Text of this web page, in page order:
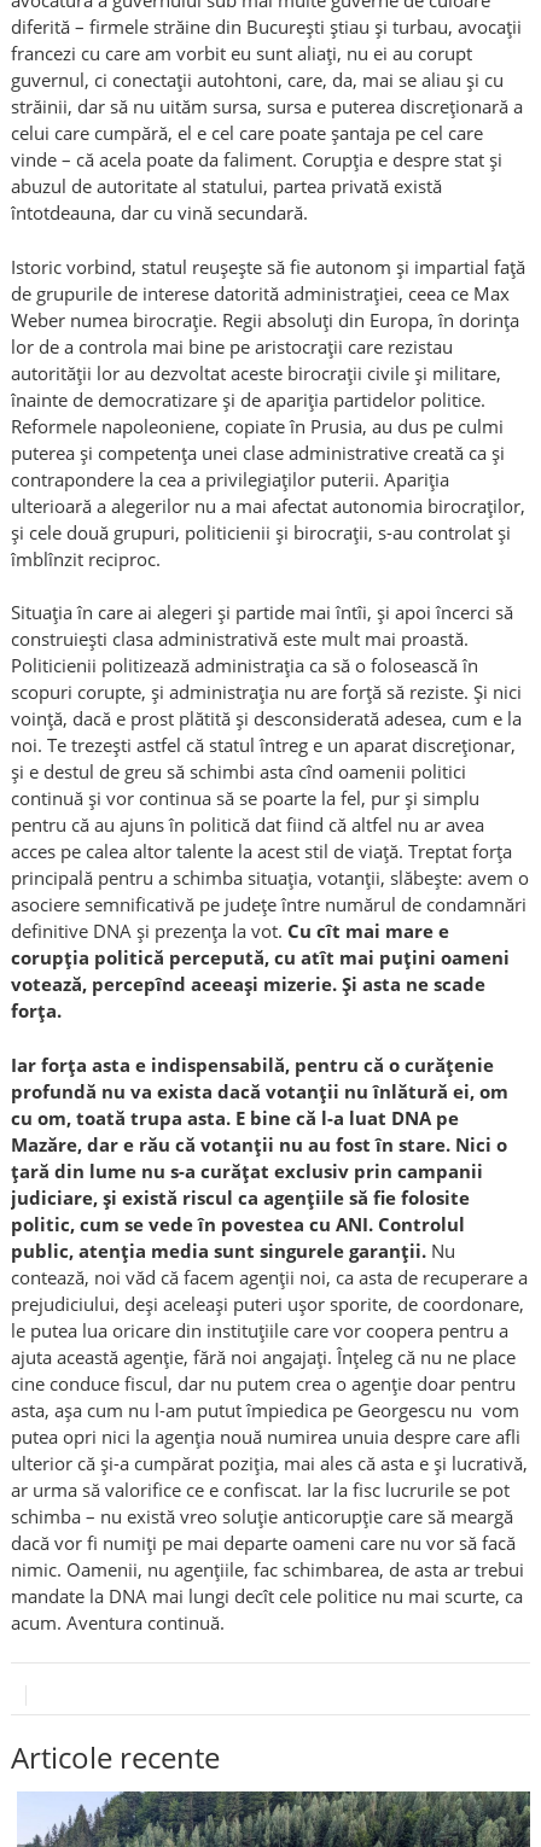
diferită – firmele străine din București știau și turbau, avocații
francezi cu care am vorbit eu sunt aliați, nu ei au corupt
guvernul, ci conectații autohtoni, care, da, mai se aliau și cu
străinii, dar să nu uităm sursa, sursa e puterea discreționară a
celui care cumpără, el e cel care poate șantaja pe cel care
vinde – că acela poate da faliment. Corupția e despre stat și
abuzul de autoritate al statului, partea privată există
întotdeauna, dar cu vină secundară.
Istoric vorbind, statul reușește să fie autonom și impartial față
de grupurile de interese datorită administrației, ceea ce Max
Weber numea birocrație. Regii absoluți din Europa, în dorința
lor de a controla mai bine pe aristocrații care rezistau
autorității lor au dezvoltat aceste birocrații civile și militare,
înainte de democratizare și de apariția partidelor politice.
Reformele napoleoniene, copiate în Prusia, au dus pe culmi
puterea și competența unei clase administrative creată ca și
contrapondere la cea a privilegiaților puterii. Apariția
ulterioară a alegerilor nu a mai afectat autonomia birocraților,
și cele două grupuri, politicienii și birocrații, s-au controlat și
îmblînzit reciproc.
Situația în care ai alegeri și partide mai întîi, și apoi încerci să
construiești clasa administrativă este mult mai proastă.
Politicienii politizează administrația ca să o folosească în
scopuri corupte, și administrația nu are forță să reziste. Și nici
voință, dacă e prost plătită și desconsiderată adesea, cum e la
noi. Te trezești astfel că statul întreg e un aparat discreționar,
și e destul de greu să schimbi asta cînd oamenii politici
continuă și vor continua să se poarte la fel, pur și simplu
pentru că au ajuns în politică dat fiind că altfel nu ar avea
acces pe calea altor talente la acest stil de viață. Treptat forța
principală pentru a schimba situația, votanții, slăbește: avem o
asociere semnificativă pe județe între numărul de condamnări
definitive DNA și prezența la vot. Cu cît mai mare e
corupția politică percepută, cu atît mai puțini oameni
votează, percepînd aceeași mizerie. Și asta ne scade
forța.
Iar forța asta e indispensabilă, pentru că o curățenie
profundă nu va exista dacă votanții nu înlătură ei, om
cu om, toată trupa asta. E bine că l-a luat DNA pe
Mazăre, dar e rău că votanții nu au fost în stare. Nici o
țară din lume nu s-a curățat exclusiv prin campanii
judiciare, și există riscul ca agențiile să fie folosite
politic, cum se vede în povestea cu ANI. Controlul
public, atenția media sunt singurele garanții.Nu
contează, noi văd că facem agenții noi, ca asta de recuperare a
prejudiciului, deși aceleași puteri ușor sporite, de coordonare,
le putea lua oricare din instituțiile care vor coopera pentru a
ajuta această agenție, fără noi angajați. Înțeleg că nu ne place
cine conduce fiscul, dar nu putem crea o agenție doar pentru
asta, așa cum nu l-am putut împiedica pe Georgescu nu vom
putea opri nici la agenția nouă numirea unuia despre care afli
ulterior că și-a cumpărat poziția, mai ales că asta e și lucrativă,
ar urma să valorifice ce e confiscat. Iar la fisc lucrurile se pot
schimba – nu există vreo soluție anticorupție care să meargă
dacă vor fi numiți pe mai departe oameni care nu vor să facă
nimic. Oamenii, nu agențiile, fac schimbarea, de asta ar trebui
mandate la DNA mai lungi decît cele politice nu mai scurte, ca
acum. Aventura continuă.
Articole recente